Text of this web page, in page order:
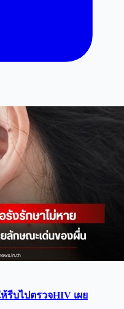
รีบไปตรวจHIV เผย